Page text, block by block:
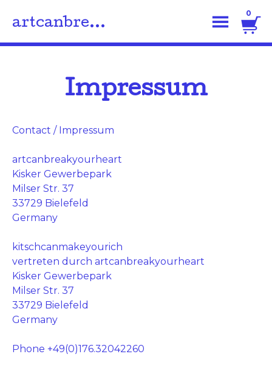
artcanbre...
0
Impressum
Contact / Impressum
artcanbreakyourheart
Kisker Gewerbepark
Milser Str. 37
33729 Bielefeld
Germany
kitschcanmakeyourich
vertreten durch artcanbreakyourheart
Kisker Gewerbepark
Milser Str. 37
33729 Bielefeld
Germany
Phone +49(0)176.32042260